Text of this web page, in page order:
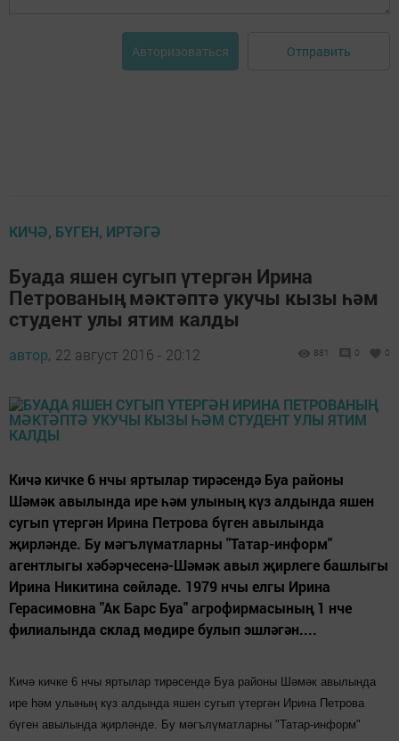
Авторизоваться Отправить
КИЧӘ, БҮГЕН, ИРТӘГӘ
Буада яшен сугып үтергән Ирина
Петрованың мәктәптә укучы кызы һәм
студент улы ятим калды
автор, 22 август 2016 - 20:12 881 0 0
Кичә кичке 6 нчы яртылар тирәсендә Буа районы
Шәмәк авылында ире һәм улының күз алдында яшен
сугып үтергән Ирина Петрова бүген авылында
җирләнде. Бу мәгълүматларны "Татар-информ"
агентлыгы хәбәрчесенә-Шәмәк авыл җирлеге башлыгы
Ирина Никитина сөйләде. 1979 нчы елгы Ирина
Герасимовна "Ак Барс Буа" агрофирмасының 1 нче
филиалында склад мөдире булып эшләгән....
Кичә кичке 6 нчы яртылар тирәсендә Буа районы Шәмәк авылында
ире һәм улының күз алдында яшен сугып үтергән Ирина Петрова
бүген авылында җирләнде. Бу мәгълүматларны "Татар-информ"